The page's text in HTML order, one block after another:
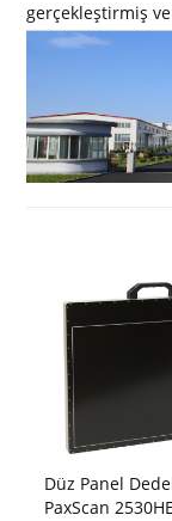
gerçekleştirmiş
Düz Panel
PaxScan 2530HE